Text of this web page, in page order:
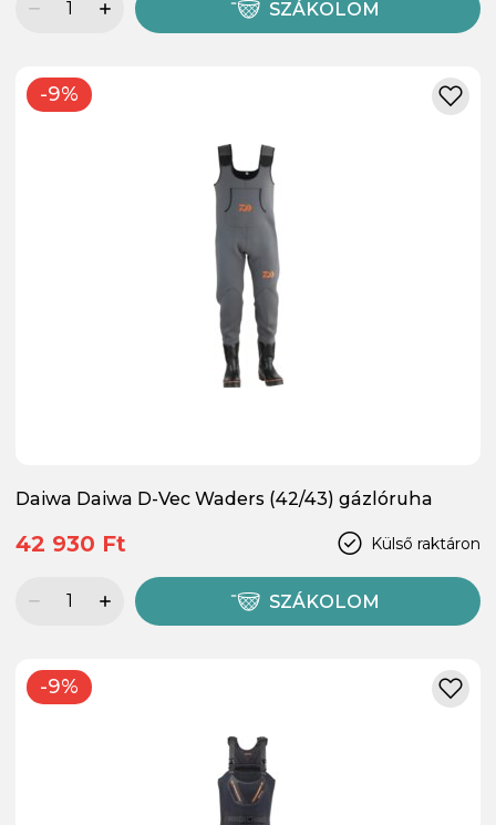
SZÁKOLOM
-9%
Daiwa Daiwa D-Vec Waders (42/43) gázlóruha
Külső raktáron
42 930 Ft
SZÁKOLOM
-9%